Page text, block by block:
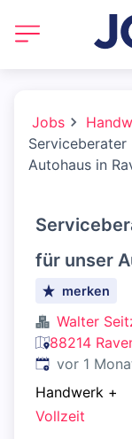
Jobs
Autohaus in
für unser
merken
Walter
88214
Veröffentlicht:
vor 1
Handwerk +
Vollzeit